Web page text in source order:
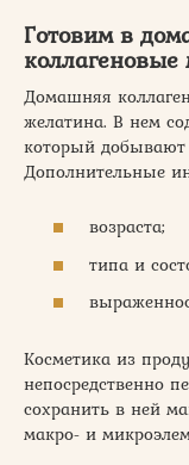
Готовим в
коллагеновые
Домашняя
желатина. В нем
который добывают
Дополнительные
возраста;
типа и
Косметика из
непосредственно
сохранить в ней
макро- и